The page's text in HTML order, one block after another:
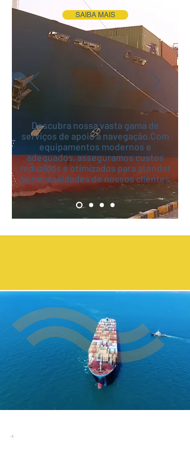
SAIBA MAIS
Descubra nossa vasta gama de
serviços de apoio à navegação.Com
equipamentos modernos e
adequados, asseguramos custos
reduzidos e otimizados para atender
às necessidades de nossos clientes